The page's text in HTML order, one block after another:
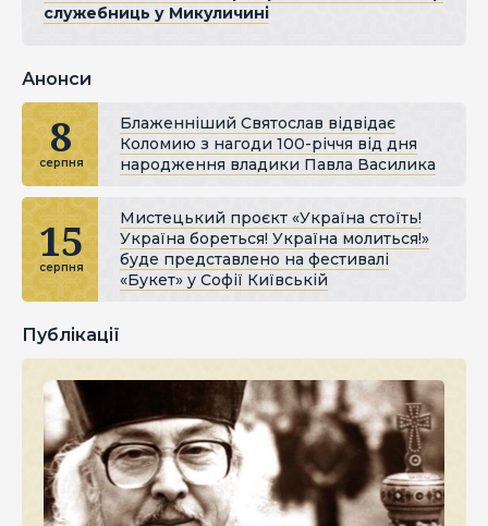
служебниць у Микуличині
Анонси
8
серпня
Блаженніший Святослав відвідає
Коломию з нагоди 100-річчя від дня
народження владики Павла Василика
15
серпня
Мистецький проєкт «Україна стоїть!
Україна бореться! Україна молиться!»
буде представлено на фестивалі
«Букет» у Софії Київській
Публікації